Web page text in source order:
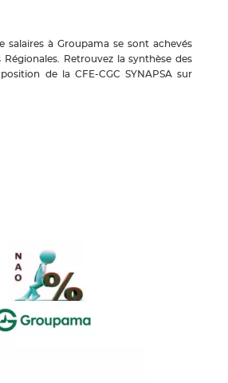
salaires à Groupama se sont achevés
Régionales. Retrouvez la synthèse des
de la CFE-CGC SYNAPSA sur